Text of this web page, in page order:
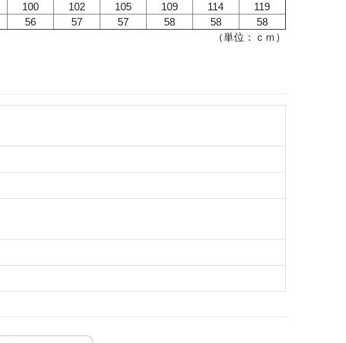
100 102 105 109 114
119
56 57 57 58 58
58
（単位：ｃｍ）